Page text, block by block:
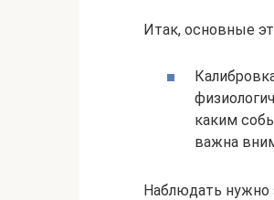
Итак, основные
каким
важна
Наблюдать нужно